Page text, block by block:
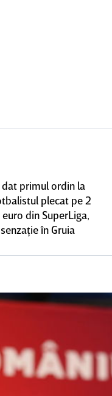
dat primul ordin la
plecat pe 2
din SuperLiga,
în Gruia